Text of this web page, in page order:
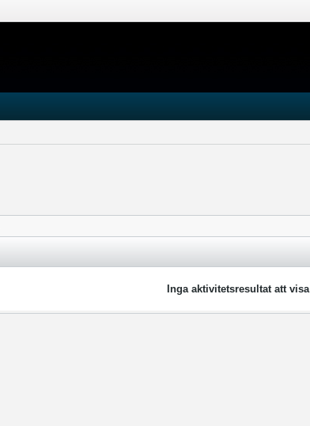
Inga aktivitetsresultat att visa